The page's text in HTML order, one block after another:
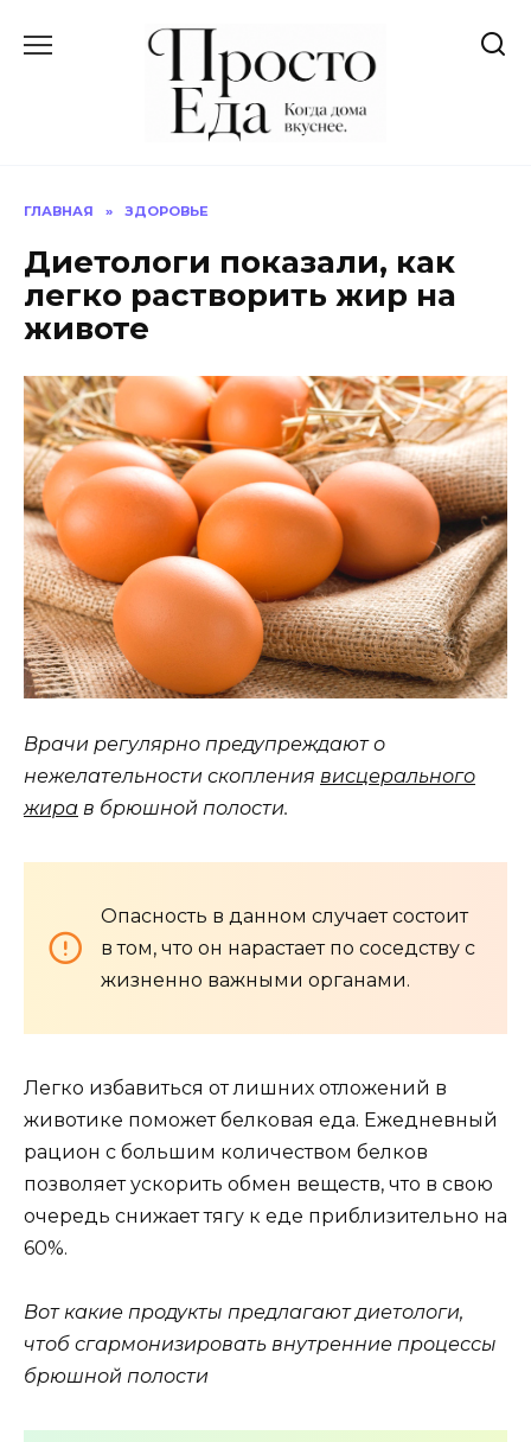
ГЛАВНАЯ » ЗДОРОВЬЕ
Диетологи показали, как
легко растворить жир на
животе
Врачи регулярно предупреждают о
нежелательности скопления висцерального
жира в брюшной полости.
Опасность в данном случает состоит
в том, что он нарастает по соседству с
жизненно важными органами.
Легко избавиться от лишних отложений в
животике поможет белковая еда. Ежедневный
рацион с большим количеством белков
позволяет ускорить обмен веществ, что в свою
очередь снижает тягу к еде приблизительно на
60%.
Вот какие продукты предлагают диетологи,
чтоб сгармонизировать внутренние процессы
брюшной полости